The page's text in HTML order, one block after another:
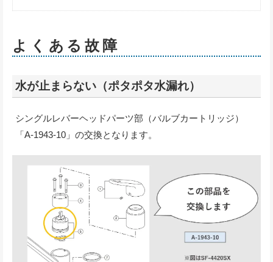
よくある故障
水が止まらない（ポタポタ水漏れ）
シングルレバーヘッドパーツ部（バルブカートリッジ）
「A-1943-10」の交換となります。